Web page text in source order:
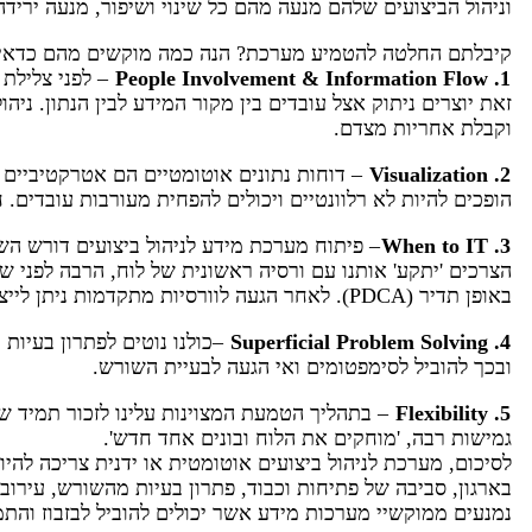
וניהול הביצועים שלהם מנעה מהם כל שינוי ושיפור, מנעה ירידה לבעיות השורש
קיבלתם החלטה להטמיע מערכת? הנה כמה מוקשים מהם כדאי
1. People Involvement & Information Flow
– לפני
זאת יוצרים ניתוק אצל עובדים בין מקור המידע לבין הנתון.
וקבלת אחריות מצדם.
2. Visualization
– דוחות נתונים אוטומטיים הם
הופכים להיות לא רלוונטיים ויכולים להפחית מעורבות
3. When to IT
– פיתוח מערכת מידע לניהול ביצועים
הצרכים 'יתקע' אותנו עם ורסיה ראשונית של לוח, הרבה לפני
באופן תדיר (PDCA). לאחר הגעה לוורסיות מתקדמות ניתן לייצר שילוב מנצח של מערכת מידע ולוחות ידניים.
4. Superficial Problem Solving
–כולנו נוטים לפתרון
ובכך להוביל לסימפטומים ואי הגעה לבעיית השורש.
5. Flexibility
– בתהליך הטמעת המצוינות עלינו לזכור תמיד
גמישות רבה, 'מוחקים את הלוח ובונים אחד חדש'.
לסיכום, מערכת לניהול ביצועים אוטומטית או ידנית צריכה
בארגון, סביבה של פתיחות וכבוד, פתרון בעיות מהשורש,
נמנעים ממוקשיי מערכות מידע אשר יכולים להוביל לבזבוז